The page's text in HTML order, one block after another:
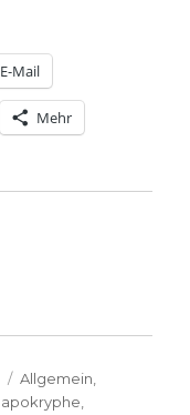
E-Mail
Mehr
Kategorien
Allgemein
apokryphe